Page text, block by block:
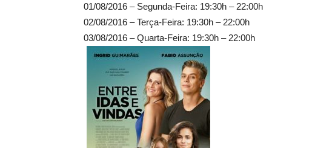
01/08/2016 – Segunda-Feira: 19:30h – 22:00h
02/08/2016 – Terça-Feira: 19:30h – 22:00h
03/08/2016 – Quarta-Feira: 19:30h – 22:00h